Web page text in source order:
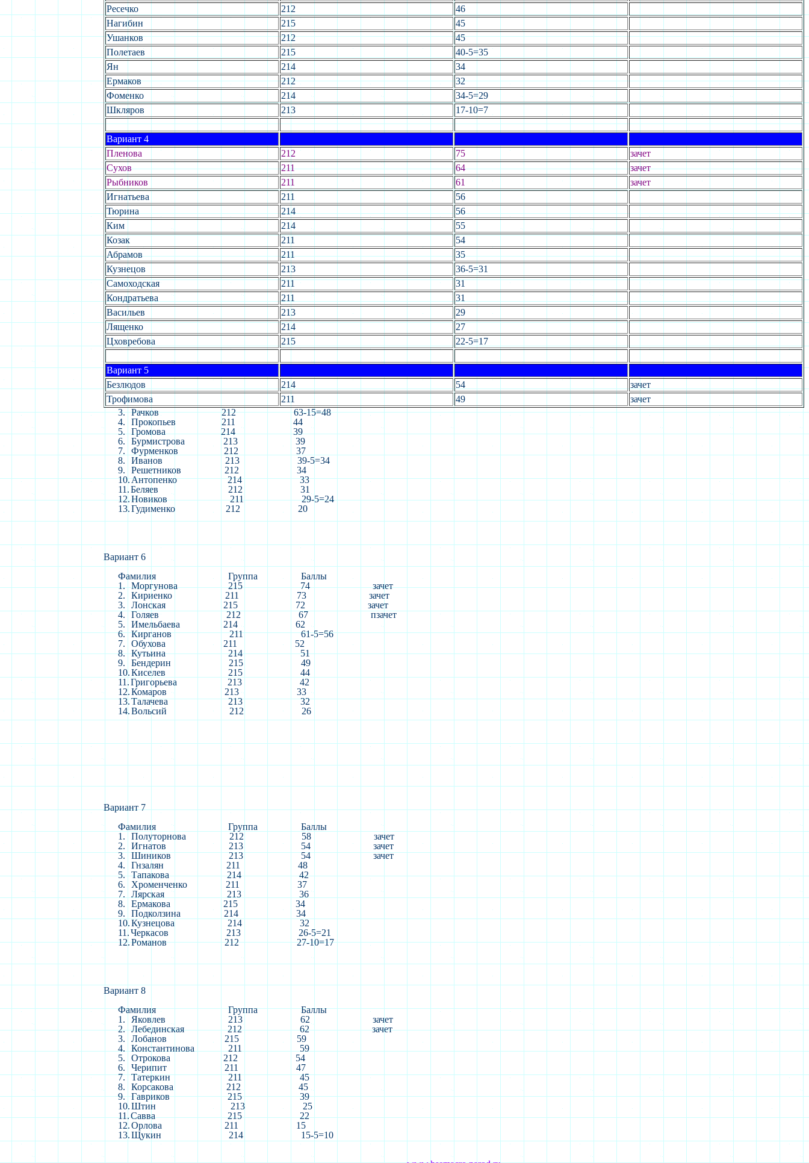
Ресечко
212
46
Нагибин
215
45
Ушанков
212
45
Полетаев
215
40-5=35
Ян
214
34
Ермаков
212
32
Фоменко
214
34-5=29
Шкляров
213 17-10=7
Вариант 4
Пленова
212 75
зачет
Сухов
211 64
зачет
Рыбников
211 61
зачет
Игнатьева
211
56
Тюрина
214
56
Ким
214
55
Козак
211
54
Абрамов
211
35
Кузнецов
213
36-5=31
Самоходская
211
31
Кондратьева
211
31
Васильев
213
29
Лященко
214
27
Цховребова
215 22-5=17
Вариант 5
Безлюдов
214 54
зачет
Трофимова
211 49
зачет
3. Рачков 212
63-15=48
4.
Прокопьев 211
44
5. Громова 214
39
6.
Бурмистрова 213
39
7.
Фурменков 212
37
8.
Иванов 213
39-5=34
9.
Решетников 212
34
10.Антопенко 214
33
11.Беляев 212
31
12.Новиков 211
29-5=24
13.Гудименко 212 20
Вариант 6
Фамилия
Группа
Баллы
1. Моргунова 215 74
зачет
2.
Кириенко 211 73
зачет
3.
Лонская 215 72
зачет
4. Голяев 212 67
пзачет
5.
Имельбаева 214
62
6. Кирганов 211
61-5=56
7.
Обухова 211
52
8. Кутьина 214
51
9.
Бендерин 215
49
10.Киселев 215
44
11.Григорьева 213
42
12.Комаров 213
33
13.Талачева 213
32
14.Вольсий 212 26
Вариант 7
Фамилия
Группа
Баллы
1.
Полуторнова 212 58
зачет
2.
Игнатов 213 54
зачет
3. Шиников 213 54
зачет
4.
Гнзалян 211
48
5. Тапакова 214
42
6.
Хроменченко 211
37
7.
Лярская 213
36
8.
Ермакова 215
34
9.
Подколзина 214
34
10.Кузнецова 214
32
11.Черкасов 213
26-5=21
12.Романов 212 27-10=17
Вариант 8
Фамилия
Группа
Баллы
1.
Яковлев 213 62
зачет
2. Лебединская 212 62
зачет
3.
Лобанов 215
59
4.
Константинова 211
59
5.
Отрокова 212
54
6.
Черипит 211
47
7. Татеркин 211
45
8.
Корсакова 212
45
9. Гавриков 215
39
10.Штин 213
25
11.Савва 215
22
12.Орлова 211
15
13.Щукин 214 15-5=10